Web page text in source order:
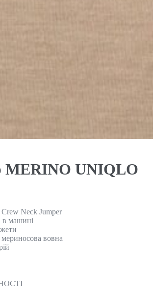
MERINO UNIQLO
Neck Jumper
в машині
мериносова вовна